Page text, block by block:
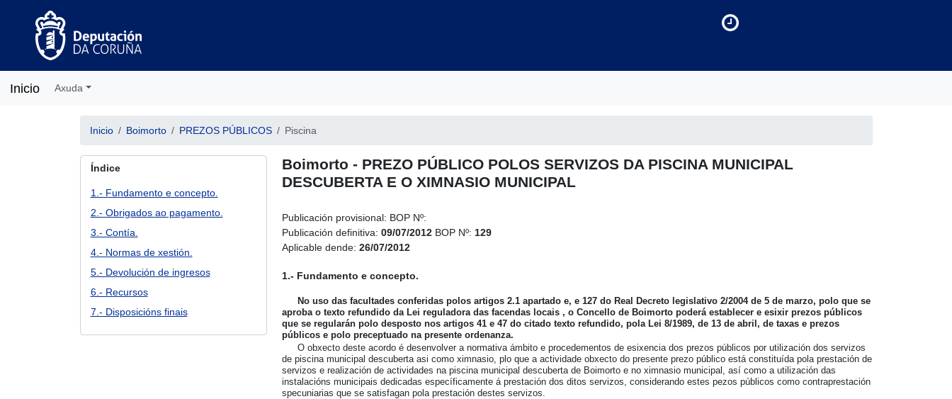
Inicio Axuda
Inicio Boimorto PREZOS PÚBLICOS Piscina
Índice
1.- Fundamento e concepto.
2.- Obrigados ao pagamento.
3.- Contía.
4.- Normas de xestión.
5.- Devolución de ingresos
6.- Recursos
7.- Disposicións finais
Boimorto - PREZO PÚBLICO POLOS SERVIZOS DA PISCINA MUNICIPAL
DESCUBERTA E O XIMNASIO MUNICIPAL
Publicación provisional: BOP Nº:
Publicación definitiva: 09/07/2012 BOP Nº: 129
Aplicable dende: 26/07/2012
1.- Fundamento e concepto.
No uso das facultades conferidas polos artigos 2.1 apartado e, e 127 do Real Decreto legislativo 2/2004 de 5 de marzo, polo que se
aproba o texto refundido da Lei reguladora das facendas locais , o Concello de Boimorto poderá establecer e esixir prezos públicos
que se regularán polo desposto nos artigos 41 e 47 do citado texto refundido, pola Lei 8/1989, de 13 de abril, de taxas e prezos
públicos e polo preceptuado na presente ordenanza.
O obxecto deste acordo é desenvolver a normativa ámbito e procedementos de esixencia dos prezos públicos por utilización dos servizos
de piscina municipal descuberta asi como ximnasio, plo que a actividade obxecto do presente prezo público está constituída pola prestación de
servizos e realización de actividades na piscina municipal descuberta de Boimorto e no ximnasio municipal, así como a utilización das
instalacións municipais dedicadas específicamente á prestación dos ditos servizos, considerando estes pezos públicos como contraprestación
specuniarias que se satisfagan pola prestación destes servizos.